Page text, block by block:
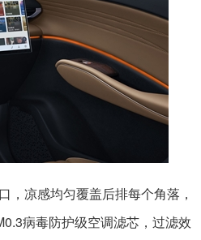
，凉感均匀覆盖后排每个角落，
病毒防护级空调滤芯，过滤效